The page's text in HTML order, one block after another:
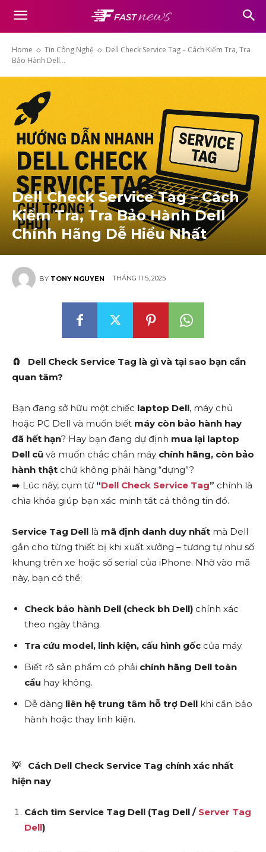
Home Tin Công Nghệ
Dell Check Service Tag – Cách Kiểm Tra, Tra
Bảo Hành Dell...
Dell Check Service Tag – Cách
Kiểm Tra, Tra Bảo Hành Dell
Chính Hãng Dễ Hiểu Nhất
BY TONY NGUYEN THÁNG 11 5, 2025
🧲
Dell Check Service Tag là gì và tại sao bạn cần
quan tâm?
Bạn đang sở hữu một chiếc laptop Dell, máy chủ
hoặc PC Dell và muốn biết máy còn bảo hành hay
đã hết hạn? Hay bạn đang dự định mua lại laptop
Dell cũ và muốn chắc chắn máy chính hãng, còn bảo
hành thật chứ không phải hàng “dựng”?
➡️ Lúc này, cụm từ “Dell Check Service Tag” chính là
chìa khóa giúp bạn xác minh tất cả thông tin đó.
Service Tag Dell là mã định danh duy nhất mà Dell
gắn cho từng thiết bị khi xuất xưởng – tương tự như số
khung trên xe hoặc số serial của iPhone. Nhờ vào mã
này, bạn có thể:
Check bảo hành Dell (check bh Dell) chính xác
theo ngày tháng.
Tra cứu model, linh kiện, cấu hình gốc của máy.
Biết rõ sản phẩm có phải chính hãng Dell toàn
cầu hay không.
Dễ dàng liên hệ trung tâm hỗ trợ Dell khi cần bảo
hành hoặc thay linh kiện.
💡Cách Dell Check Service Tag chính xác nhất
hiện nay
Cách tìm Service Tag Dell (Tag Dell /Server Tag
Dell)